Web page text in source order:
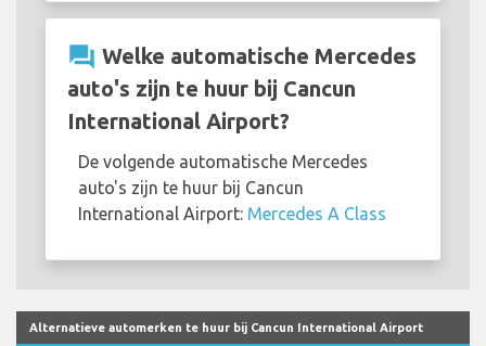
question_answer Welke automatische Mercedes
auto's zijn te huur bij Cancun
International Airport?
De volgende automatische Mercedes
auto's zijn te huur bij Cancun
International Airport: Mercedes A Class
Alternatieve automerken te huur bij Cancun International Airport